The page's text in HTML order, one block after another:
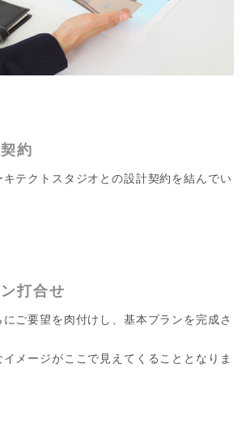
約
テクトスタジオとの設計契約を結んでい
打合せ
ご要望を肉付けし、基本プランを完成さ
メージがここで見えてくることとなりま